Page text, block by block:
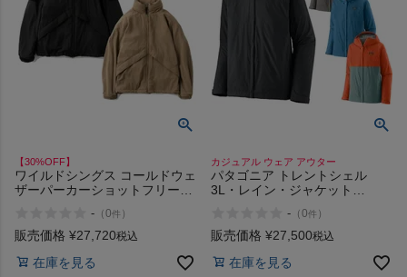
【30%OFF】
ワイルドシングス コールドウェ
ザーパーカーショットフリース
アウター 裏地フリース コラボ
商品 撥水 軽量 WILD THINGS
SCHOTT FLEECE LINING アウ
- （0件 ）
販売価格 ¥27,720税込
在庫を見る
カジュアル ウェア アウター
パタゴニア トレントシェル
3L・レイン・ジャケット
- （0件 ）
販売価格 ¥27,500税込
在庫を見る